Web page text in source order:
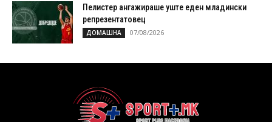
Пелистер ангажираше уште еден младински
репрезентатовец
ДОМАШНА 07/08/2026